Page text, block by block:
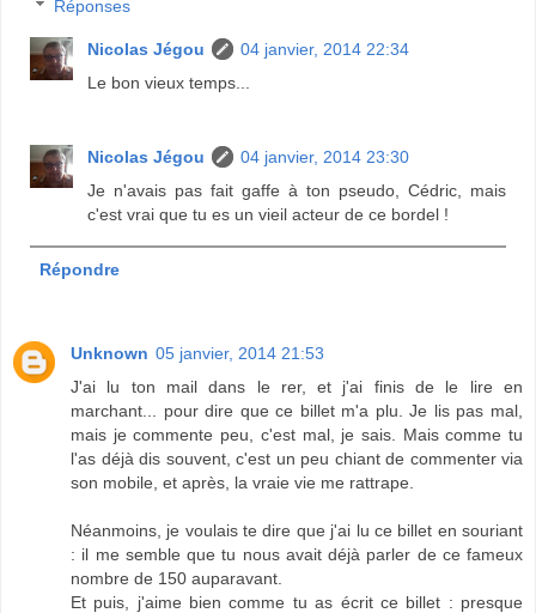
Réponses
Nicolas Jégou
04 janvier, 2014 22:34
Le bon vieux temps...
Nicolas Jégou
04 janvier, 2014 23:30
Je n'avais pas fait gaffe à ton pseudo, Cédric, mais
c'est vrai que tu es un vieil acteur de ce bordel !
Répondre
Unknown 05 janvier, 2014 21:53
J'ai lu ton mail dans le rer, et j'ai finis de le lire en
marchant... pour dire que ce billet m'a plu. Je lis pas mal,
mais je commente peu, c'est mal, je sais. Mais comme tu
l'as déjà dis souvent, c'est un peu chiant de commenter via
son mobile, et après, la vraie vie me rattrape.
Néanmoins, je voulais te dire que j'ai lu ce billet en souriant
: il me semble que tu nous avait déjà parler de ce fameux
nombre de 150 auparavant.
Et puis, j'aime bien comme tu as écrit ce billet : presque